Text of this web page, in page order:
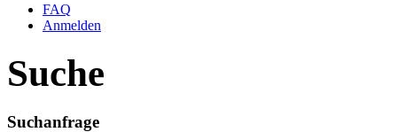
FAQ
Anmelden
Suche
Suchanfrage